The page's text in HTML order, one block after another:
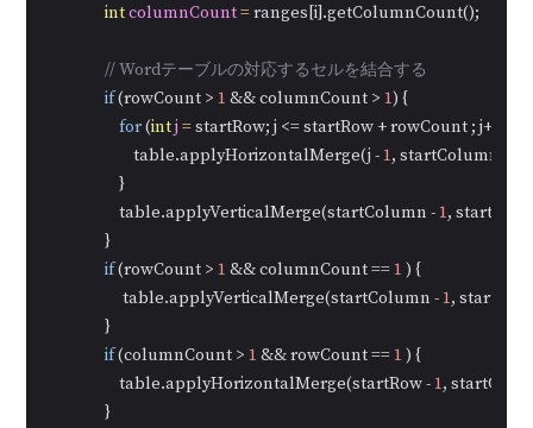
intcolumnCount= ranges[i].getColumnCount();
// Wordテーブルの対応するセルを結合する
if (rowCount > 1 && columnCount > 1) {
for (intj = startRow; j <= startRow + rowCount ; j++) {
                        table.applyHorizontalMerge(j -
1, startColumn -
                    }
                    table.applyVerticalMerge(startColumn -
1, startRow
                }
if (rowCount > 1 && columnCount == 1 ) {
                     table.applyVerticalMerge(startColumn -
1,
                }
if (columnCount > 1 && rowCount == 1 ) {
                    table.applyHorizontalMerge(startRow -
1,
                }